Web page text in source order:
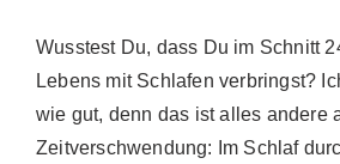
Wusstest Du, dass Du im Schnitt
Lebens mit Schlafen verbringst?
wie gut, denn das ist alles andere
Zeitverschwendung: Im Schlaf